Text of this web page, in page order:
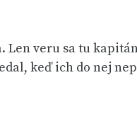
Len veru sa tu
keď ich do nej